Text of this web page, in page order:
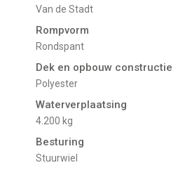
Van de Stadt
Rompvorm
Rondspant
Dek en opbouw constructie
Polyester
Waterverplaatsing
4.200 kg
Besturing
Stuurwiel